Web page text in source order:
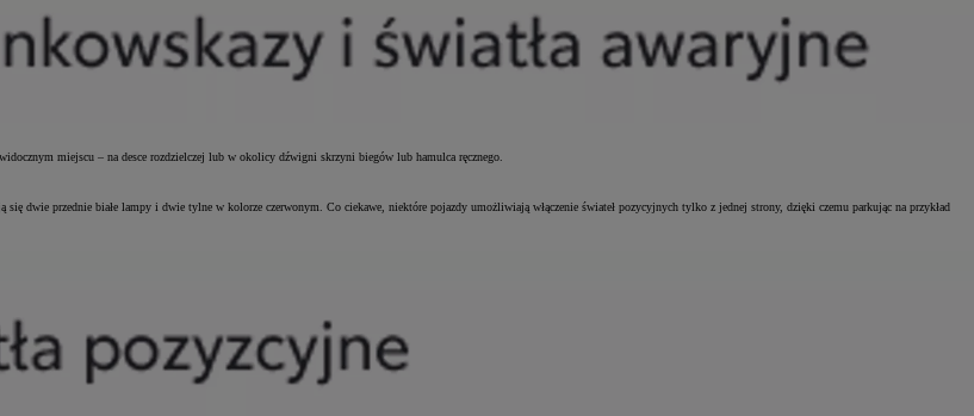
miejscu – na desce rozdzielczej lub w okolicy dźwigni skrzyni biegów lub hamulca ręcznego.
się dwie przednie białe lampy i dwie tylne w kolorze czerwonym. Co ciekawe, niektóre pojazdy umożliwiają włączenie świateł pozycyjnych tylko z jednej strony, dzięki czemu parkując na przykład